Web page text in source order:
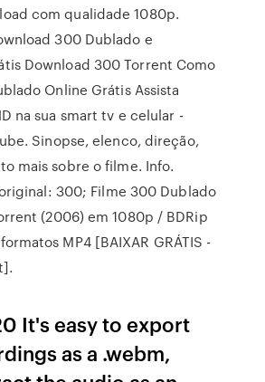
com qualidade 1080p.
300 Dublado e
Download 300 Torrent Como
Online Grátis Assista
na sua smart tv e celular -
Sinopse, elenco, direção,
mais sobre o filme. Info.
300; Filme 300 Dublado
(2006) em 1080p / BDRip
MP4 [BAIXAR GRÁTIS -
It's easy to export
as a .webm,